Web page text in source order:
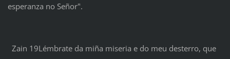
esperanza no Señor".
Zain 19Lémbrate da miña miseria e do meu desterro, que